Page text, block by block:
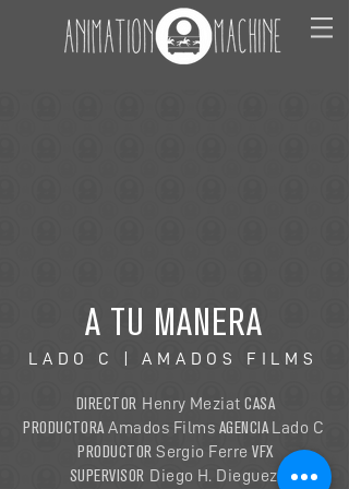
A TU MANERA
LADO C | AMADOS FILMS
DIRECTOR Henry MeziatCASA
PRODUCTORAAmados Films AGENCIA Lado C
PRODUCTORSergio FerreVFX
SUPERVISOR Diego H. Dieguez